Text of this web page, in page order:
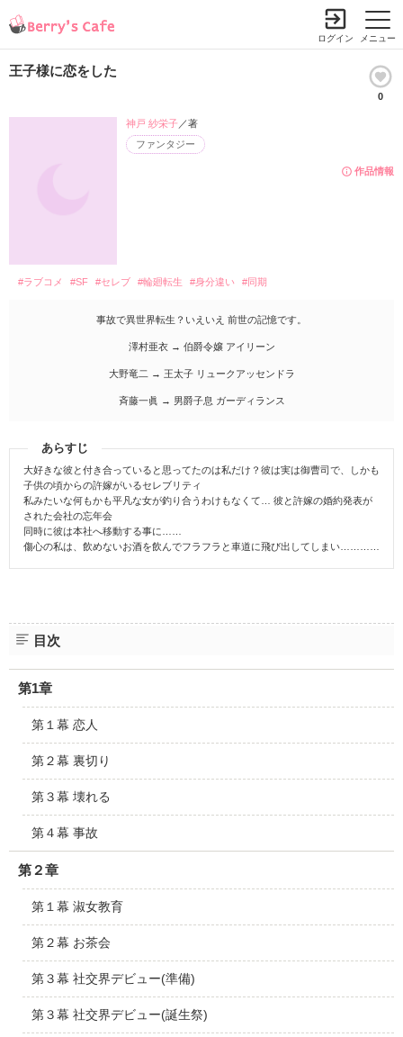
メニュー
ログイン
王子様に恋をした
0
作品情報
ファンタジー
神戸 紗栄子／著
#ラブコメ #SF #セレブ #輪廻転生 #身分違い #同期
事故で異世界転生？いえいえ 前世の記憶です。
澤村亜衣 → 伯爵令嬢 アイリーン
大野竜二 → 王太子 リュークアッセンドラ
斉藤一眞 → 男爵子息 ガーディランス
あらすじ
大好きな彼と付き合っていると思ってたのは私だけ？彼は実は御曹司で、しかも
子供の頃からの許嫁がいるセレブリティ
私みたいな何もかも平凡な女が釣り合うわけもなくて… 彼と許嫁の婚約発表が
された会社の忘年会
同時に彼は本社へ移動する事に……
傷心の私は、飲めないお酒を飲んでフラフラと車道に飛び出してしまい…………
目次
第1章
第１幕 恋人
第２幕 裏切り
第３幕 壊れる
第４幕 事故
第２章
第１幕 淑女教育
第２幕 お茶会
第３幕 社交界デビュー(準備)
第３幕 社交界デビュー(誕生祭)